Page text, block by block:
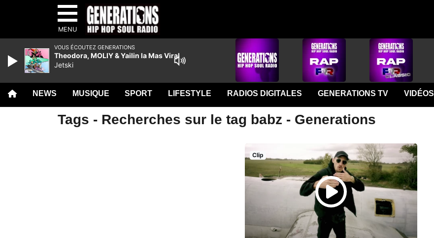
MENU
NEWS MUSIQUE SPORT LIFESTYLE RADIOS DIGITALES GENERATIONS TV VIDÉOS
Tags - Recherches sur le tag babz - Generations
Clip
VOUS ÉCOUTEZ GENERATIONS
Theodora, MOLIY & Yailin la Mas Viral
Jetski